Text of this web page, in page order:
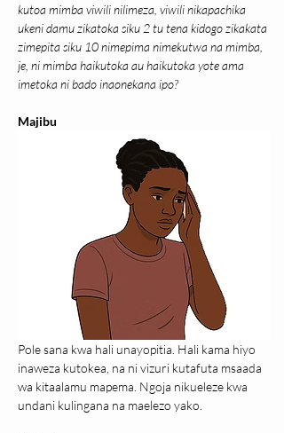
kutoa mimba viwili nilimeza, viwili nikapachika
ukeni damu zikatoka siku 2 tu tena kidogo zikakata
zimepita siku 10 nimepima nimekutwa na mimba,
je, ni mimba haikutoka au haikutoka yote ama
imetoka ni bado inaonekana ipo?
Majibu
Pole sana kwa hali unayopitia. Hali kama hiyo
inaweza kutokea, na ni vizuri kutafuta msaada
wa kitaalamu mapema. Ngoja nikueleze kwa
undani kulingana na maelezo yako.